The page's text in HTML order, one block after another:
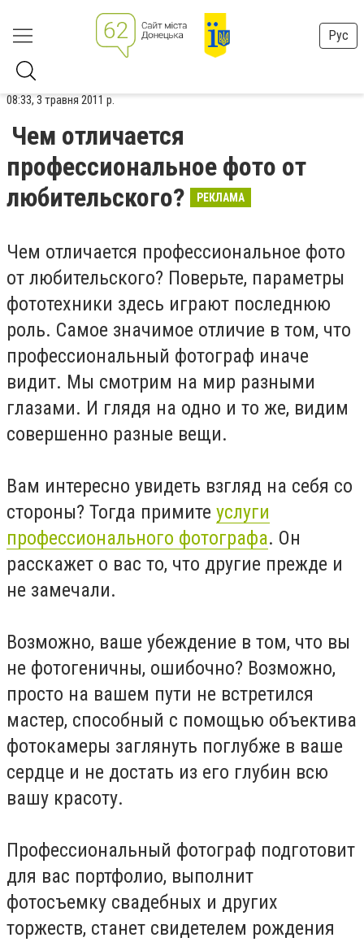
Рус
08:33, 3 травня 2011 р.
Чем отличается
профессиональное фото от
любительского?
РЕКЛАМА
Чем отличается профессиональное фото
от любительского? Поверьте, параметры
фототехники здесь играют последнюю
роль. Самое значимое отличие в том, что
профессиональный фотограф иначе
видит. Мы смотрим на мир разными
глазами. И глядя на одно и то же, видим
совершенно разные вещи.
Вам интересно увидеть взгляд на себя со
стороны? Тогда примите услуги
профессионального фотографа. Он
расскажет о вас то, что другие прежде и
не замечали.
Возможно, ваше убеждение в том, что вы
не фотогеничны, ошибочно? Возможно,
просто на вашем пути не встретился
мастер, способный с помощью объектива
фотокамеры заглянуть поглубже в ваше
сердце и не достать из его глубин всю
вашу красоту.
Профессиональный фотограф подготовит
для вас портфолио, выполнит
фотосъемку свадебных и других
торжеств, станет свидетелем рождения